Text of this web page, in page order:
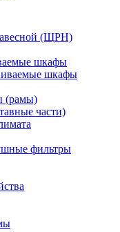
(ЩРН)
шкафы
шкафы
(рамы)
части)
фильтры